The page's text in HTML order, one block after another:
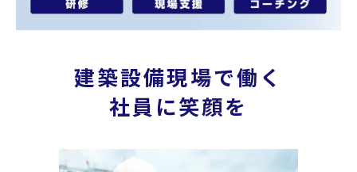
建築設備現場で働く
社員に笑顔を